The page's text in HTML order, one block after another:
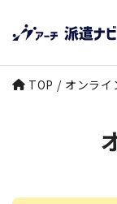
TOP オンライ